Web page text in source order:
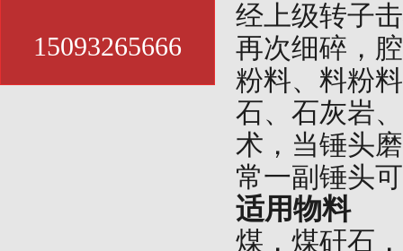
15093265666
经上级转子
再次细碎，
粉料、料粉
石、石灰岩
术，当锤头
常一副锤头
适用物料
煤，煤矸石